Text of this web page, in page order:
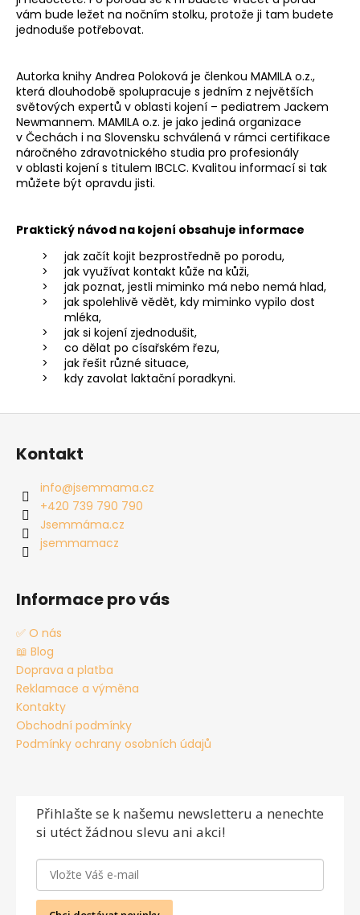
vám bude ležet na nočním stolku, protože ji tam budete
jednoduše potřebovat.
Autorka knihy Andrea Poloková je členkou MAMILA o.z.,
která dlouhodobě spolupracuje s jedním z největších
světových expertů v oblasti kojení – pediatrem Jackem
Newmannem. MAMILA o.z. je jako jediná organizace
v Čechách i na Slovensku schválená v rámci certifikace
náročného zdravotnického studia pro profesionály
v oblasti kojení s titulem IBCLC. Kvalitou informací si tak
můžete být opravdu jisti.
Praktický návod na kojení obsahuje informace
jak začít kojit bezprostředně po porodu,
jak využívat kontakt kůže na kůži,
jak poznat, jestli miminko má nebo nemá hlad,
jak spolehlivě vědět, kdy miminko vypilo dost
mléka,
jak si kojení zjednodušit,
co dělat po císařském řezu,
jak řešit různé situace,
kdy zavolat laktační poradkyni.
Kontakt
info@jsemmama.cz
+420 739 790 790
Jsemmáma.cz
jsemmamacz
Informace pro vás
✅ O nás
📖 Blog
Doprava a platba
Reklamace a výměna
Kontakty
Obchodní podmínky
Podmínky ochrany osobních údajů
Přihlašte se k našemu newsletteru a nenechte
si utéct žádnou slevu ani akci!